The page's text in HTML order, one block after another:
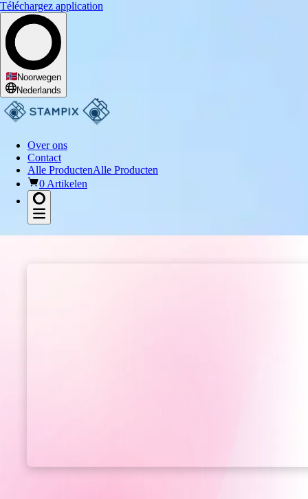
Téléchargez application
Noorwegen
Nederlands
Over ons
Contact
Alle ProductenAlle Producten
0 Artikelen
Ik word enthousiast van